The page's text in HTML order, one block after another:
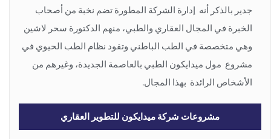
جدير بالذكر أنه إدارة الشركة المطورة تضم نخبة من أصحاب
الخبرة في المجال العقاري والطبي، منهم الدكتورة سحر لاشين
وهي متخصصة في الطب الباطني وتقود نظام الطب الحيوي في
مشروع مول ميدايكون الطبي بالعاصمة الجديدة، وغيرهم من
الأشخاص الرائدة بهذا المجال.
مشروعات شركة ميدايكون للتطوير العقاري